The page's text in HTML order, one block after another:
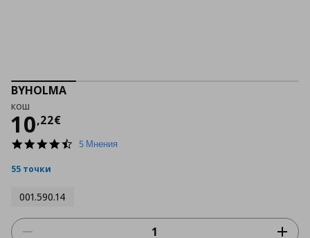
BYHOLMA
кош
10,22€
Цена
4.4
5 Мнения
55 точки
001.590.14